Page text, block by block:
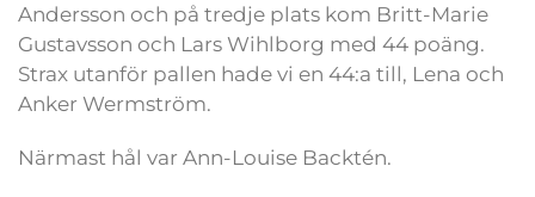
Andersson och på tredje plats kom Britt-Marie
Gustavsson och Lars Wihlborg med 44 poäng.
Strax utanför pallen hade vi en 44:a till, Lena och
Anker Wermström.
Närmast hål var Ann-Louise Backtén.